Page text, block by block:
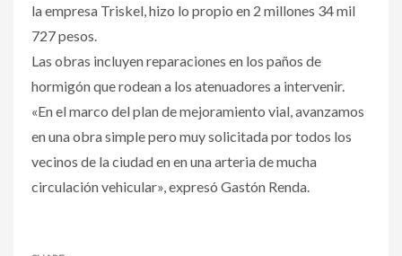
la empresa Triskel, hizo lo propio en 2 millones 34 mil
727 pesos.
Las obras incluyen reparaciones en los paños de
hormigón que rodean a los atenuadores a intervenir.
«En el marco del plan de mejoramiento vial, avanzamos
en una obra simple pero muy solicitada por todos los
vecinos de la ciudad en en una arteria de mucha
circulación vehicular», expresó Gastón Renda.